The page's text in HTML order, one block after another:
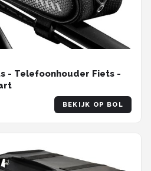
- Telefoonhouder Fiets -
BEKIJK OP BOL